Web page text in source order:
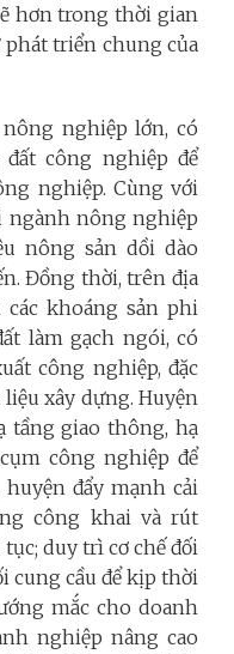
hơn trong thời gian
phát triển chung của
nghiệp lớn, có
công nghiệp để
nghiệp. Cùng với
ngành nông nghiệp
nông sản dồi dào
Đồng thời, trên địa
khoáng sản phi
làm gạch ngói, có
công nghiệp, đặc
xây dựng. Huyện
tầng giao thông, hạ
công nghiệp để
đẩy mạnh cải
công khai và rút
duy trì cơ chế đối
cung cầu để kịp thời
mắc cho doanh
nghiệp nâng cao